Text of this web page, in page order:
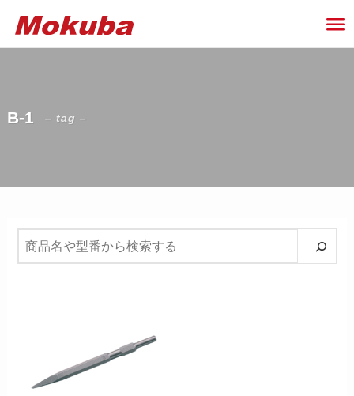
B-1 – tag –